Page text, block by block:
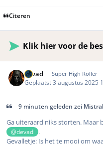
Citeren
Klik hier voor de
devad Super High Roller
Geplaatst 3 augustus 2025
9 minuten geleden zei
Ga uiteraard niks storten. Maar
@devad
.
Gevalletje: Is het te mooi om